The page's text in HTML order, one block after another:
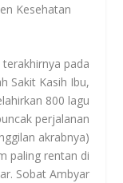
Kesehatan
pada
Sakit Kasih Ibu,
800 lagu
perjalanan
akrabnya)
paling rentan di
Sobat Ambyar